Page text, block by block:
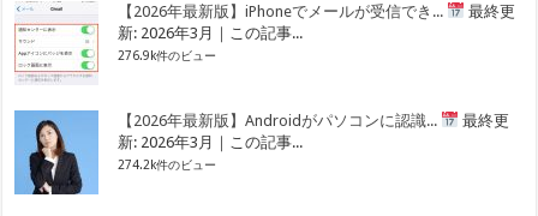
【2026年最新版】iPhoneでメールが受信でき...
最終更
新: 2026年3月｜この記事...
276.9k件のビュー
【2026年最新版】Androidがパソコンに認識...
最終更
新: 2026年3月｜この記事...
274.2k件のビュー